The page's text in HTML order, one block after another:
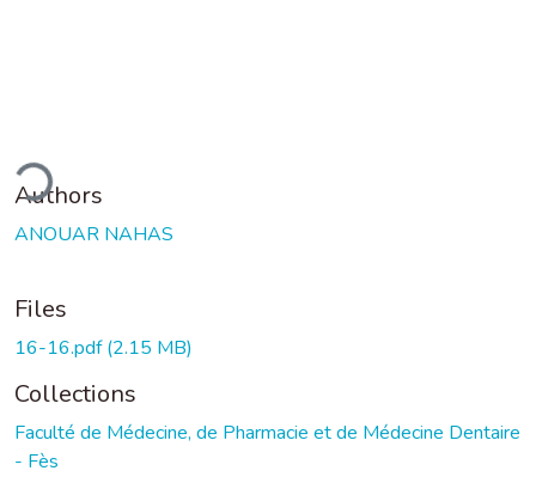
Authors
ANOUAR NAHAS
Files
16-16.pdf(2.15 MB)
Collections
Faculté de Médecine, de Pharmacie et de Médecine Dentaire
- Fès